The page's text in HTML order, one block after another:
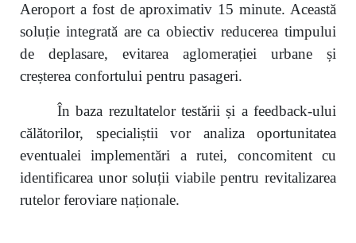
Aeroport a fost de aproximativ 15 minute. Această
soluție integrată are ca obiectiv reducerea timpului
de deplasare, evitarea aglomerației urbane și
creșterea confortului pentru pasageri.
În baza rezultatelor testării și a feedback-ului
călătorilor, specialiștii vor analiza oportunitatea
eventualei implementări a rutei, concomitent cu
identificarea unor soluții viabile pentru revitalizarea
rutelor feroviare naționale.